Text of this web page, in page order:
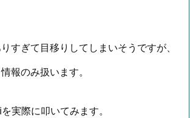
すぎて目移りしてしまいそうですが、
報のみ扱います。
実際に叩いてみます。